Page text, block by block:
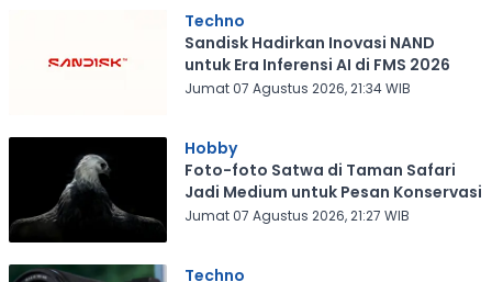
Techno
Sandisk Hadirkan Inovasi NAND
untuk Era Inferensi AI di FMS 2026
Jumat 07 Agustus 2026, 21:34 WIB
Hobby
Foto-foto Satwa di Taman Safari
Jadi Medium untuk Pesan Konservasi
Jumat 07 Agustus 2026, 21:27 WIB
Techno